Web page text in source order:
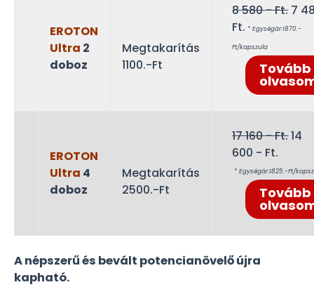
EROTON
Ultra 2
doboz
Megtakarítás
1100.-Ft
8 580- Ft.
8
Ft..
7
Ft. Current
price
is:
480 -
* Egységár:1870.-
Ft/kapszula
Tovább
EROTON
Ultra 4
doboz
Megtakarítás
2500.-Ft
17 160- Ft.
17
160
Ft..
14
600 - Ft.
Current
price
600 -
Ft..
* Egységár:1825.-Ft/
Tovább
A népszerű és bevált potencianövelő újra
kapható.